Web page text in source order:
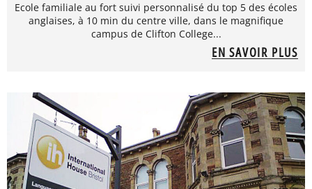
Ecole familiale au fort suivi personnalisé du top 5 des écoles
anglaises, à 10 min du centre ville, dans le magnifique
campus de Clifton College...
EN SAVOIR PLUS